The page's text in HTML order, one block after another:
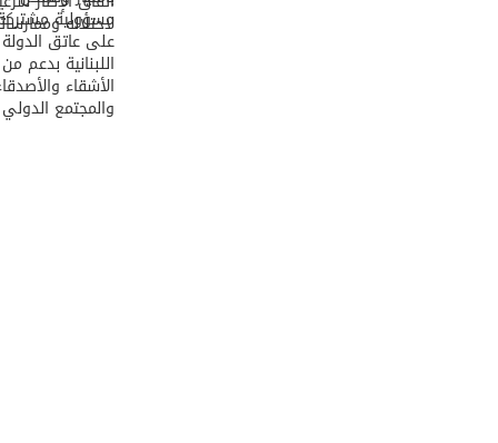
لاحتلاله
مسؤولية مشتركة
على عاتق الدولة
اللبنانية بدعم من
الأشقاء
والمجتمع الدولي